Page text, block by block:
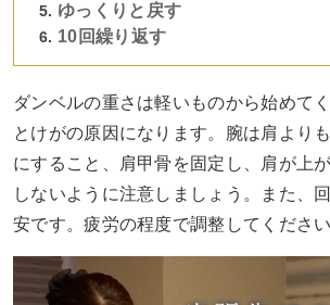
ゆっくりと戻す
10回繰り返す
ダンベルの重さは軽いものから始めて
とけがの原因になります。腕は肩より
にすること、肩甲骨を固定し、肩が上
しないように注意しましょう。また、
安です。疲労の程度で調整してください